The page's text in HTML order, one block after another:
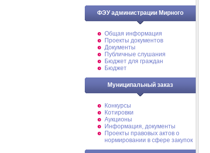
ФЭУ администрации Мирного
Общая информация
Проекты документов
Документы
Публичные слушания
Бюджет для граждан
Бюджет
Муниципальный заказ
Конкурсы
Котировки
Аукционы
Информация, документы
Проекты правовых актов о
нормировании в сфере закупок